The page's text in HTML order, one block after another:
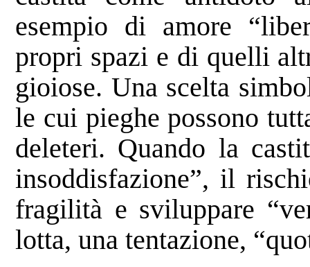
esempio di amore
propri spazi e di quelli
gioiose. Una scelta
le cui pieghe possono
deleteri. Quando la
insoddisfazione”, il
fragilità e sviluppare
lotta, una tentazione,